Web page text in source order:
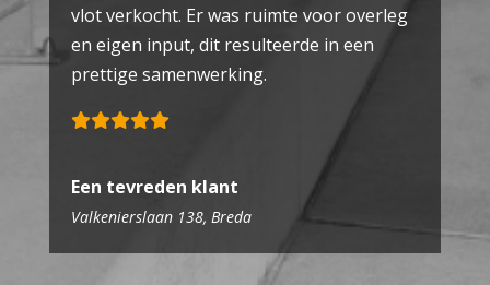
vlot verkocht. Er was ruimte voor overleg
en eigen input, dit resulteerde in een
prettige samenwerking.
Een tevreden klant
Valkenierslaan 138, Breda